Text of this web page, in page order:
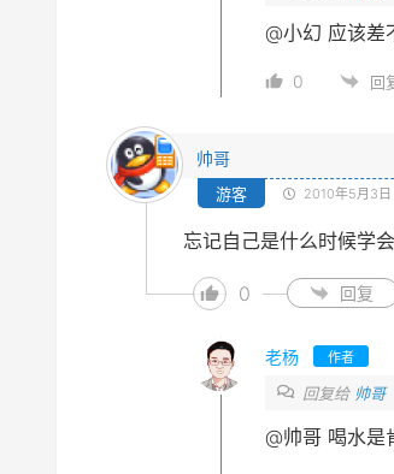
@小幻 应该差
0 回
帅哥
游客 2010年5月3
忘记自己是什么时候学
0 回复
老杨 作者
回复给 帅哥
@帅哥喝水是